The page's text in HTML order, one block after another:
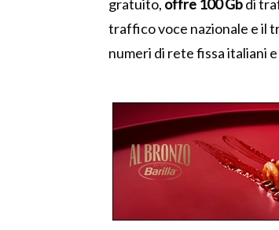
gratuito, offre 100 Gbdi
traffico voce nazionale e il
numeri di rete fissa italiani e